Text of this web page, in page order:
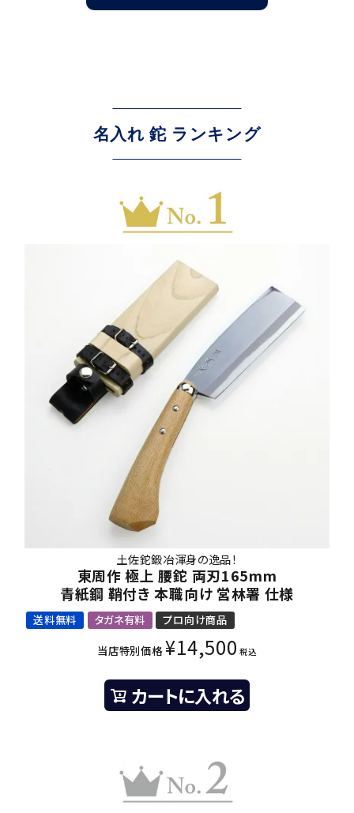
名入れ 鉈 ランキング
土佐鉈鍛冶渾身の逸品！
東周作 極上 腰鉈 両刃165mm
青紙鋼 鞘付き 本職向け 営林署 仕様
送料無料 タガネ有料 プロ向け商品
当店特別価格 ¥14,500 税込
カートに入れる